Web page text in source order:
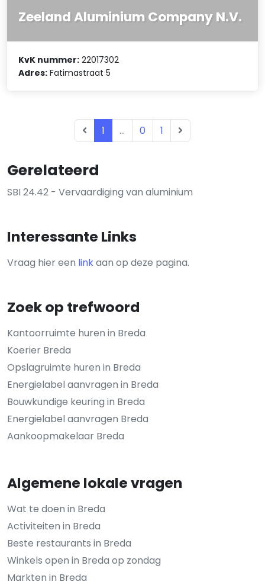
Gerelateerd
SBI 24.42 - Vervaardiging van aluminium
Interessante Links
Vraag hier een linkaan op deze pagina.
Zoek op trefwoord
Kantoorruimte huren in Breda
Koerier Breda
Opslagruimte huren in Breda
Energielabel aanvragen in Breda
Bouwkundige keuring in Breda
Energielabel aanvragen Breda
Aankoopmakelaar Breda
Algemene lokale vragen
Wat te doen in Breda
Activiteiten in Breda
Beste restaurants in Breda
Winkels open in Breda op zondag
Markten in Breda
Zeeland Aluminium Company N.V.
KvK nummer: 22017302
Adres: Fatimastraat 5
1 ... 0 1